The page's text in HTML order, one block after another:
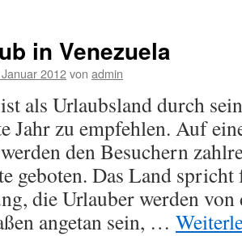
in Venezuela
2012von admin
als Urlaubsland durch
Jahr zu empfehlen. Auf
den Besuchern
geboten. Das Land spricht
die Urlauber werden von
angetan sein, …